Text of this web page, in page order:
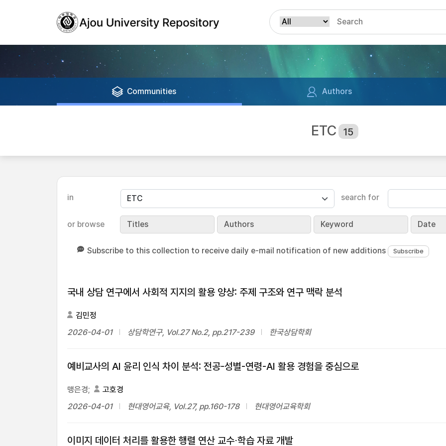
Communities Authors
ETC 15
in search for
or browse Titles Authors Keyword Date
Subscribe to this collection to receive daily e-mail notification of new additions
국내 상담 연구에서 사회적 지지의 활용 양상: 주제 구조와 연구 맥락 분석
김민정
2026-04-01
상담학연구, Vol.27 No.2, pp.217-239 한국상담학회
예비교사의 AI 윤리 인식 차이 분석: 전공-성별-연령-AI 활용 경험을 중심으로
맹은경;
고호경
2026-04-01
현대영어교육, Vol.27, pp.160-178 현대영어교육학회
이미지 데이터 처리를 활용한 행렬 연산 교수⋅학습 자료 개발